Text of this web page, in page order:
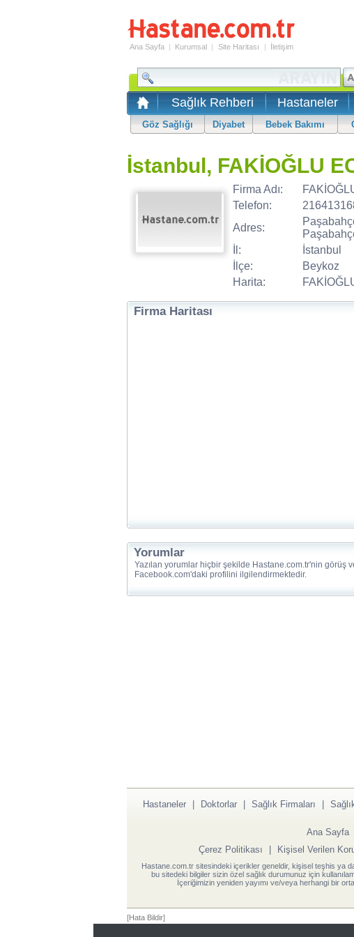
Ana Sayfa | Kurumsal | Site Haritası | İletişim
Sağlık Rehberi Hastaneler
Göz Sağlığı Diyabet Bebek Bakımı
İstanbul, FAKİOĞLU
Firma Adı:
Telefon:
Adres:
İl:
İstanbul
İlçe:
Beykoz
Harita:
Firma Haritası
Yorumlar
Yazılan yorumlar hiçbir şekilde Hastane.com.tr'nin görüş
Facebook.com'daki profilini ilgilendirmektedir.
Hastaneler | Doktorlar | Sağlık Firmaları |
Ana Sayfa
Çerez Politikası
| Kişisel Verilen
Hastane.com.tr sitesindeki içerikler geneldir, kişisel teşhis ya
bu sitedeki bilgiler sizin özel sağlık durumunuz için
İçeriğimizin yeniden yayımı ve/veya herhangi bir
[Hata Bildir]